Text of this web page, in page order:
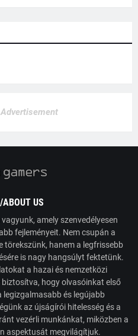
ABOUT US
amely szenvedélyesen
fejleményeit. Nem csupán a
törekszünk, hanem a legfrissebb
is nagy hangsúlyt fektetünk.
a hazai és nemzetközi
hogy olvasóinkat első
és legújabb
az újságírói hitelesség és a
vezérli munkánkat, miközben a
aspektusát megvilágítjuk.